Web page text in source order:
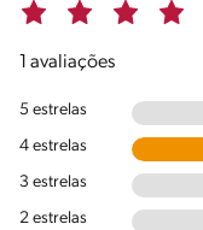
1 avaliações
5 estrelas
4 estrelas
3 estrelas
2 estrelas